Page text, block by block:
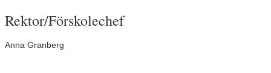
Rektor/Förskolechef
Anna Granberg